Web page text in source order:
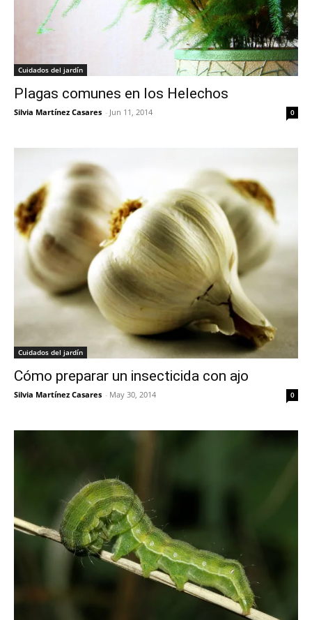
Cuidados del jardín
Plagas comunes en los Helechos
Silvia Martínez Casares - Jun 11, 2014 0
Cuidados del jardín
Cómo preparar un insecticida con ajo
Silvia Martínez Casares - May 30, 2014 0